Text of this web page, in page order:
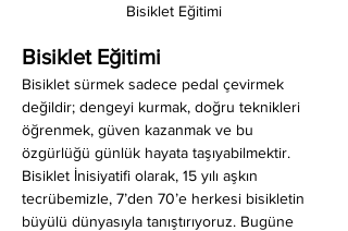
Bisiklet Eğitimi
Bisiklet Eğitimi
Bisiklet sürmek sadece pedal çevirmek
değildir; dengeyi kurmak, doğru teknikleri
öğrenmek, güven kazanmak ve bu
özgürlüğü günlük hayata taşıyabilmektir.
Bisiklet İnisiyatifi olarak, 15 yılı aşkın
tecrübemizle, 7’den 70’e herkesi bisikletin
büyülü dünyasıyla tanıştırıyoruz. Bugüne